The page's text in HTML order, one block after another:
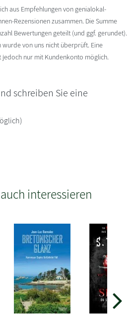
aus Empfehlungen von genialokal-
Rezensionen zusammen. Die Summe
Bewertungen geteilt (und ggf. gerundet).
wurde von uns nicht überprüft. Eine
jedoch nur mit Kundenkonto möglich.
schreiben Sie eine
interessieren